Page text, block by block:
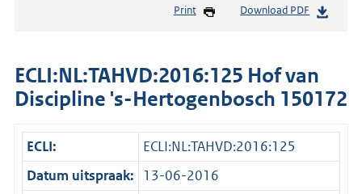
Print Download PDF
ECLI:NL:TAHVD:2016:125 Hof van
Discipline 's-Hertogenbosch 150172
ECLI:
ECLI:NL:TAHVD:2016:125
Datum uitspraak:
13-06-2016